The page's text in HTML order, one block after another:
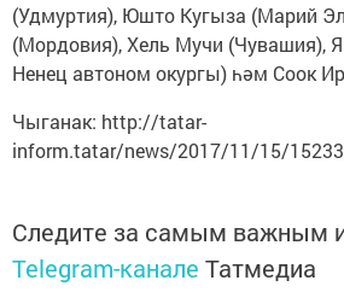
(Удмуртия), Юшто Кугыза (Марий
(Мордовия), Хель Мучи (Чувашия),
Ненец автоном окургы) һәм Соок
Чыганак: http://tatar-
inform.tatar/news/2017/11/15/
Следите за самым важным
Telegram-канале Татмедиа